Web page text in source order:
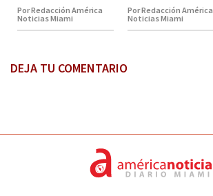
Por Redacción América
Noticias Miami
Por Redacción América
Noticias Miami
DEJA TU COMENTARIO